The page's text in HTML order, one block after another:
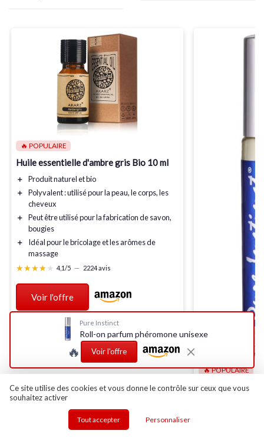
🔥 POPULAIRE
Huile essentielle d'ambre gris Bio 10 ml
＋ Produitnatureletbio
＋
Polyvalent : utilisé pour lapeau, lecorps, les
cheveux
＋
Peut être utilisé pour la fabrication desavon,
bougies
＋
Idéal pour lebricolageet lesarômes de
massage
★★★★★
★★★★★ 4,1/5 — 2224 avis
Voir l'offre
🔥 POPULAIRE
PURE INSTINCT
Pure Instinct
Roll-on parfum phéromone unisexe
🔥 Voir l'offre
Ce site utilise des cookies et vous donne le contrôle sur ceux que vous
souhaitez activer
Tout accepter Personnaliser